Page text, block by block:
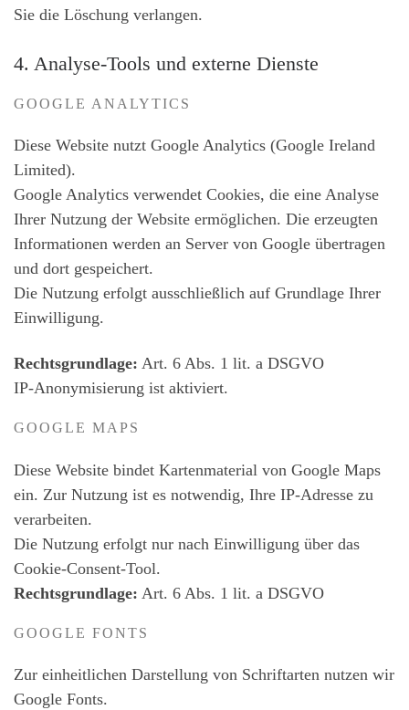
Sie die Löschung verlangen.
4. Analyse-Tools und externe Dienste
GOOGLE ANALYTICS
Diese Website nutzt Google Analytics (Google Ireland
Limited).
Google Analytics verwendet Cookies, die eine Analyse
Ihrer Nutzung der Website ermöglichen. Die erzeugten
Informationen werden an Server von Google übertragen
und dort gespeichert.
Die Nutzung erfolgt ausschließlich auf Grundlage Ihrer
Einwilligung.
Rechtsgrundlage: Art. 6 Abs. 1 lit. a DSGVO
IP-Anonymisierung ist aktiviert.
GOOGLE MAPS
Diese Website bindet Kartenmaterial von Google Maps
ein. Zur Nutzung ist es notwendig, Ihre IP-Adresse zu
verarbeiten.
Die Nutzung erfolgt nur nach Einwilligung über das
Cookie-Consent-Tool.
Rechtsgrundlage: Art. 6 Abs. 1 lit. a DSGVO
GOOGLE FONTS
Zur einheitlichen Darstellung von Schriftarten nutzen wir
Google Fonts.